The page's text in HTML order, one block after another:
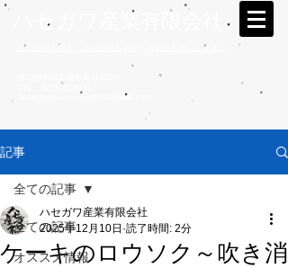
ハセガワ産業有限会社
お探しのものを、あなたのお手元へ大切にお届けします。
hasegawasangyo@ah.wakwak.com
記事
全ての記事
オススメ情報
全ての記事
ケーキのロウソク～吹き消
ハセガワ産業有限会社
2025年12月10日 読了時間: 2分